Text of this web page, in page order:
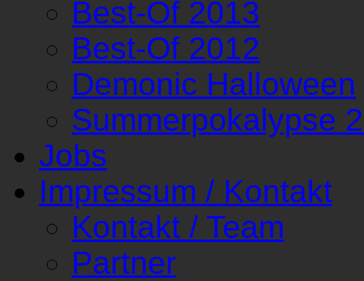
Best-Of 2013
Best-Of 2012
Demonic Halloween
Summerpokalypse
Jobs
Impressum / Kontakt
Kontakt / Team
Partner